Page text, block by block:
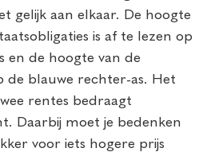
gelijk aan elkaar. De hoogte
is af te lezen op
en de hoogte van de
de blauwe rechter-as. Het
rentes bedraagt
Daarbij moet je bedenken
voor iets hogere prijs